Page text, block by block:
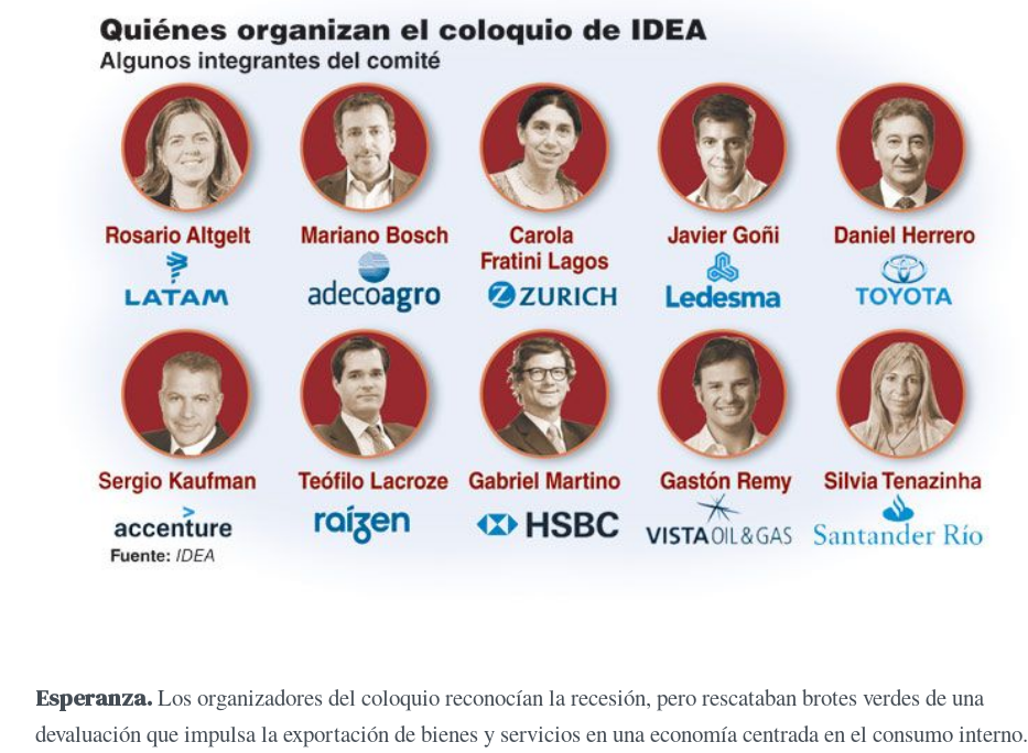
Esperanza.Los organizadores del coloquio reconocían la recesión, pero rescataban brotes verdes de una
devaluación que impulsa la exportación de bienes y servicios en una economía centrada en el consumo interno.